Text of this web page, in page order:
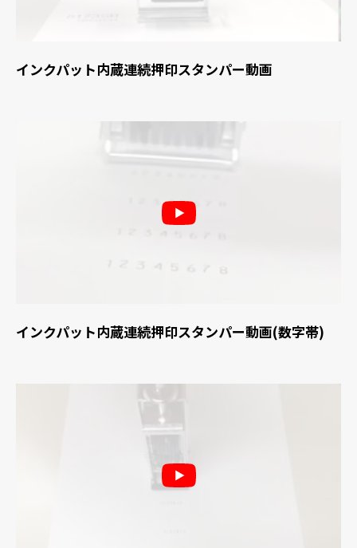
インクパット内蔵連続押印スタンパー動画
インクパット内蔵連続押印スタンパー動画(数字帯)